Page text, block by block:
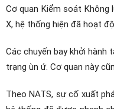
Cơ quan Kiểm soát
X, hệ thống hiện đã hoạt
Các chuyến bay khởi hành
trạng ùn ứ. Cơ quan này
Theo NATS, sự cố xuất